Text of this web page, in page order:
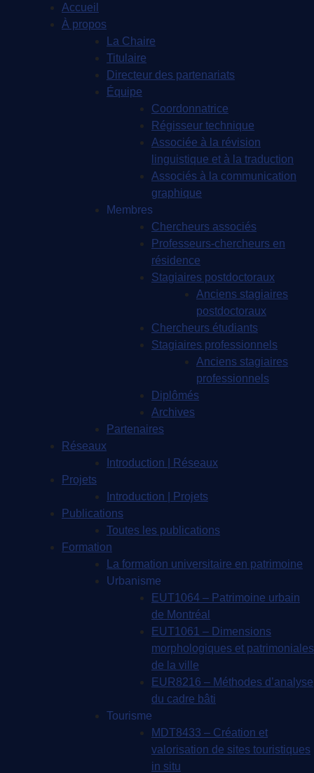
Accueil
À propos
La Chaire
Titulaire
Directeur des partenariats
Équipe
Coordonnatrice
Régisseur technique
Associée à la révision
linguistique et à la traduction
Associés à la communication
graphique
Membres
Chercheurs associés
Professeurs-chercheurs en
résidence
Stagiaires postdoctoraux
Anciens stagiaires
postdoctoraux
Chercheurs étudiants
Stagiaires professionnels
Anciens stagiaires
professionnels
Diplômés
Archives
Partenaires
Réseaux
Introduction | Réseaux
Projets
Introduction | Projets
Publications
Toutes les publications
Formation
La formation universitaire en patrimoine
Urbanisme
EUT1064 – Patrimoine urbain
de Montréal
EUT1061 – Dimensions
morphologiques et patrimoniales
de la ville
EUR8216 – Méthodes d’analyse
du cadre bâti
Tourisme
MDT8433 – Création et
valorisation de sites touristiques
in situ